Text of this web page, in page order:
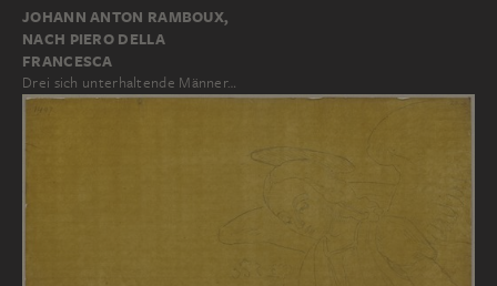
JOHANN ANTON RAMBOUX,
NACH PIERO DELLA
FRANCESCA
Drei sich unterhaltende Männer…